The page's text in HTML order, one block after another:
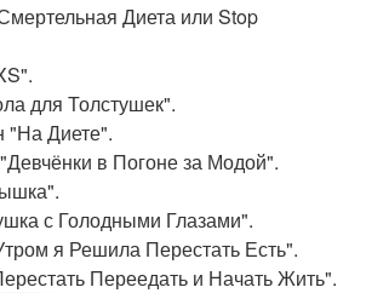
Диета или Stop
для Толстушек".
"На Диете".
в Погоне за Модой".
с Голодными Глазами".
я Решила Перестать Есть".
Переедать и Начать Жить".